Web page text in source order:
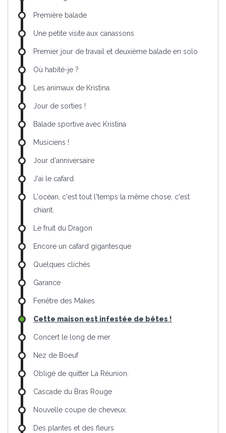
Première balade
Une petite visite aux canassons
Premier jour de travail et deuxième balade en solo
Où habité-je ?
Les animaux de Kristina.
Jour de sorties !
Balade sportive avec Kristina
Musiciens !
Jour d'anniversaire
J'ai le cafard.
L'océan, c'est tout l'temps la même chose, c'est
chiant.
Le fruit du Dragon
Encore un cafard gigantesque
Quelques clichés
Garance
Fenêtre des Makes
Cette maison est infestée de bêtes !
Concert le long de mer
Nez de Boeuf
Obligé de quitter La Réunion.
Cascade du Bras Rouge
Nouvelle coupe de cheveux.
Des plantes et des fleurs